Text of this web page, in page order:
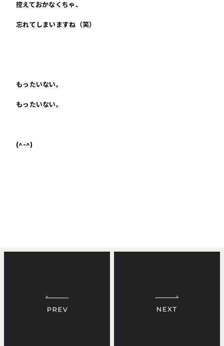
控えておかなくちゃ、
忘れてしまいますね（笑）
もったいない。
もったいない。
(^-^)